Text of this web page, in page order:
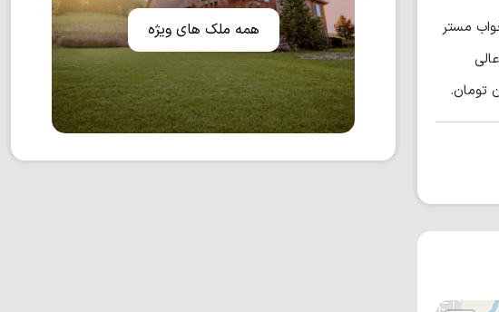
آباد مساحت زمین : ۲۹۰ متر بنای احداثی : ۱۰۰ متر دو خواب مستر
همه ملک های ویژه